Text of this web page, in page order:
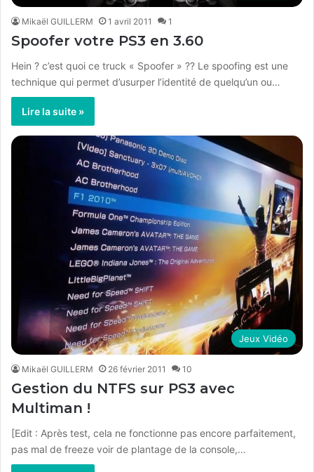
Mikaël GUILLERM 1 avril 2011 1
Spoofer votre PS3 en 3.60
Hein ? c’est quoi ce truck « Spoofer » ?? Le spoofing est une
technique qui permet d’usurper l’identité de quelqu’un ou…
Lire la suite »
Jeux Vidéo
Mikaël GUILLERM 26 février 2011 10
Gestion du NTFS sur PS3 avec
Multiman !
[Edit : Après test, cela ne fonctionne pas encore parfaitement,
pas mal de freeze voir de plantage de la console,…